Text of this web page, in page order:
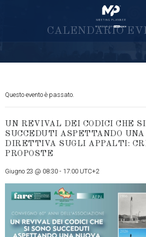
CALEN DARIO E V
Questo evento è passato.
UN REVIVAL DEI CODICI CHE SI
SUCCEDUTI ASPETTANDO UNA
DIRETTIVA SUGLI APPALTI:
PROPOSTE
Giugno 23 @ 08:30 - 17:00 UTC+2